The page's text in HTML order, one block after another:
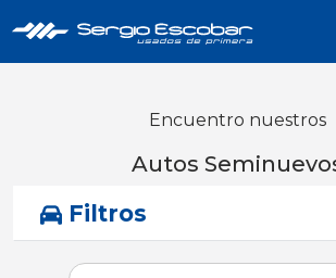
Encuentro nuestros
Autos
Filtros